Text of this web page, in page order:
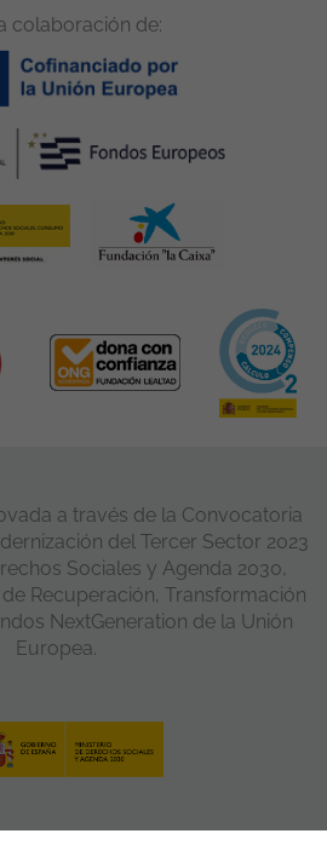
colaboración de:
a través de la Convocatoria
del Tercer Sector 2023
Sociales y Agenda 2030,
Recuperación, Transformación
NextGeneration de la Unión
Europea.